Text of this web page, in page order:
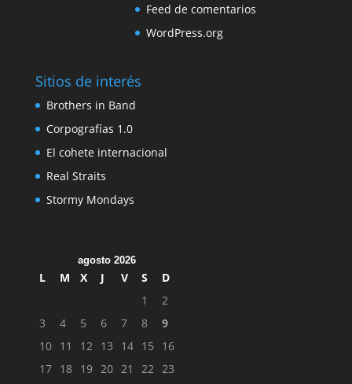
Feed de comentarios
WordPress.org
Sitios de interés
Brothers in Band
Corpografías 1.0
El cohete internacional
Real Straits
Stormy Mondays
agosto 2026
L M X J V S
D
1
2
3
4 5 6 7 8
9
10 11 12 13 14 15
16
17 18 19 20 21 22 23